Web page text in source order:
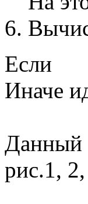
Если
Иначе
Данный
рис.1,